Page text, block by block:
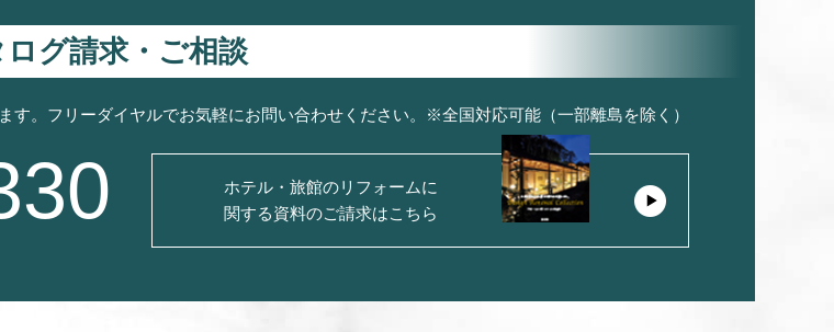
ログ請求・ご相談
。フリーダイヤルでお気軽にお問い合わせください。※全国対応可能（一部離島を除く）
ホテル・旅館のリフォームに
関する資料のご請求はこちら